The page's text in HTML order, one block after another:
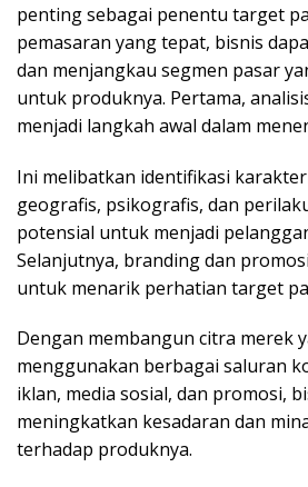
penting sebagai penentu target
pemasaran yang tepat, bisnis
dan menjangkau segmen pasar
untuk produknya. Pertama,
menjadi langkah awal dalam
Ini melibatkan identifikasi
geografis, psikografis, dan
potensial untuk menjadi
Selanjutnya, branding dan
untuk menarik perhatian target
Dengan membangun citra merek
menggunakan berbagai saluran
iklan, media sosial, dan promosi,
meningkatkan kesadaran dan
terhadap produknya.